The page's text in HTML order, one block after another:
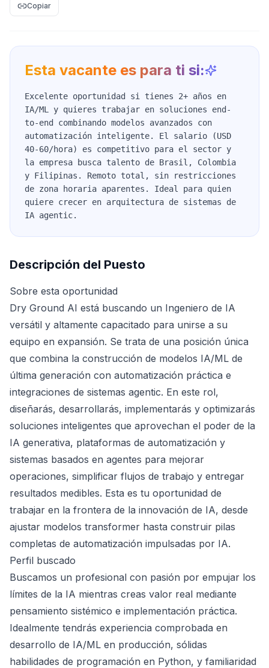
Copiar
Esta vacante es para ti si:
Excelente oportunidad si tienes 2+ años en
IA/ML y quieres trabajar en soluciones end-
to-end combinando modelos avanzados con
automatización inteligente. El salario (USD
40-60/hora) es competitivo para el sector y
la empresa busca talento de Brasil, Colombia
y Filipinas. Remoto total, sin restricciones
de zona horaria aparentes. Ideal para quien
quiere crecer en arquitectura de sistemas de
IA agentic.
Descripción del Puesto
Sobre esta oportunidad
Dry Ground AI está buscando un Ingeniero de IA
versátil y altamente capacitado para unirse a su
equipo en expansión. Se trata de una posición única
que combina la construcción de modelos IA/ML de
última generación con automatización práctica e
integraciones de sistemas agentic. En este rol,
diseñarás, desarrollarás, implementarás y optimizarás
soluciones inteligentes que aprovechan el poder de la
IA generativa, plataformas de automatización y
sistemas basados en agentes para mejorar
operaciones, simplificar flujos de trabajo y entregar
resultados medibles. Esta es tu oportunidad de
trabajar en la frontera de la innovación de IA, desde
ajustar modelos transformer hasta construir pilas
completas de automatización impulsadas por IA.
Perfil buscado
Buscamos un profesional con pasión por empujar los
límites de la IA mientras creas valor real mediante
pensamiento sistémico e implementación práctica.
Idealmente tendrás experiencia comprobada en
desarrollo de IA/ML en producción, sólidas
habilidades de programación en Python, y familiaridad